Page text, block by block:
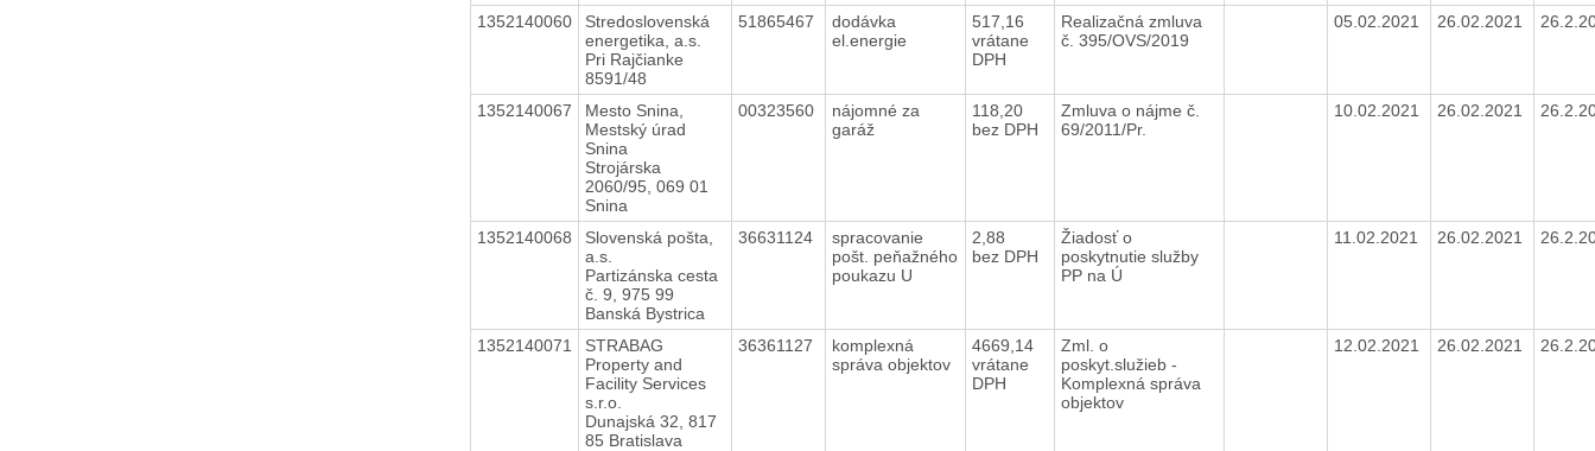
1352140060
Stredoslovenská
energetika, a.s.
Pri Rajčianke
8591/48
51865467
dodávka
el.energie
517,16
vrátane
DPH
Realizačná zmluva
č. 395/OVS/2019
05.02.2021 26.02.2021
1352140067
Mesto Snina,
Mestský úrad
Snina
Strojárska
2060/95, 069 01
Snina
00323560
nájomné za
garáž
118,20
bez DPH
Zmluva o nájme č.
69/2011/Pr.
10.02.2021 26.02.2021
1352140068
Slovenská pošta,
a.s.
Partizánska cesta
č. 9, 975 99
Banská Bystrica
36631124
spracovanie
pošt. peňažného
poukazu U
2,88
bez DPH
Žiadosť o
poskytnutie služby
PP na Ú
11.02.2021 26.02.2021
1352140071
STRABAG
Property and
Facility Services
s.r.o.
Dunajská 32, 817
85 Bratislava
36361127
komplexná
správa objektov
4669,14
vrátane
DPH
Zml. o
poskyt.služieb -
Komplexná správa
objektov
12.02.2021 26.02.2021